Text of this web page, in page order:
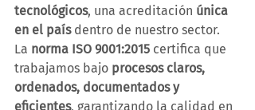
tecnológicos, una acreditación única
en el país dentro de nuestro sector.
La norma ISO 9001:2015 certifica que
trabajamos bajo procesos claros,
ordenados, documentados y
eficientes, garantizando la calidad en